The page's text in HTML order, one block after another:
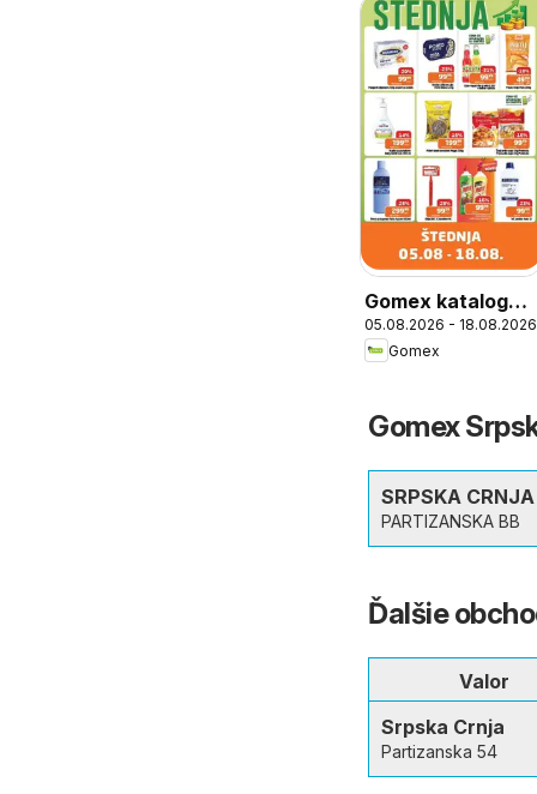
Gomex katalog
Štednja
05.08.2026 - 18.08.2026
Gomex
Gomex
SRPSKA CRNJA
PARTIZANSKA BB
Ďalšie
Valor
Srpska Crnja
Partizanska 54